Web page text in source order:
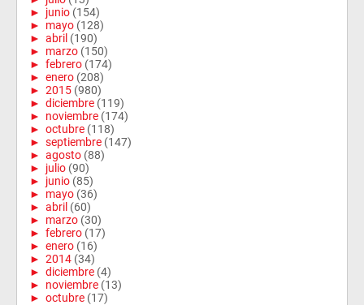
► junio (154)
► mayo (128)
► abril (190)
► marzo (150)
► febrero (174)
► enero (208)
► 2015 (980)
► diciembre (119)
► noviembre (174)
► octubre (118)
► septiembre (147)
► agosto (88)
► julio (90)
► junio (85)
► mayo (36)
► abril (60)
► marzo (30)
► febrero (17)
► enero (16)
► 2014 (34)
► diciembre (4)
► noviembre (13)
► octubre (17)